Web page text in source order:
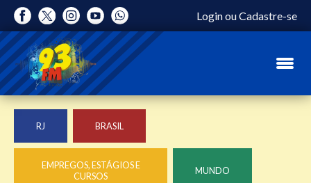
LoginouCadastre-se
RJ BRASIL
EMPREGOS, ESTÁGIOS E
CURSOS
MUNDO